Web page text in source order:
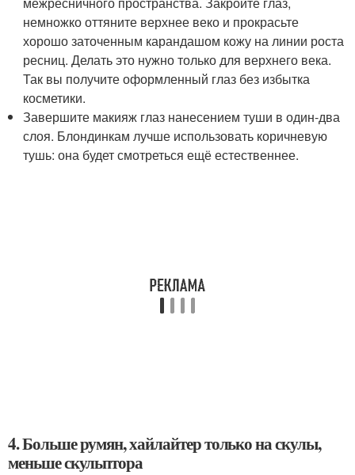
немножко оттяните верхнее веко и прокрасьте
хорошо заточенным карандашом кожу на линии роста
ресниц. Делать это нужно только для верхнего века.
Так вы получите оформленный глаз без избытка
косметики.
Завершите макияж глаз нанесением туши в один-два
слоя. Блондинкам лучше использовать коричневую
тушь: она будет смотреться ещё естественнее.
4. Больше румян, хайлайтер только на скулы,
меньше скульптора